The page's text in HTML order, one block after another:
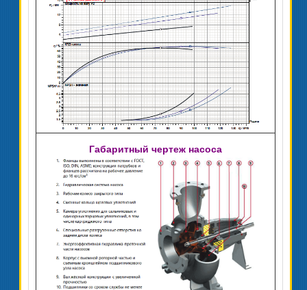
Габаритный чертеж насоса